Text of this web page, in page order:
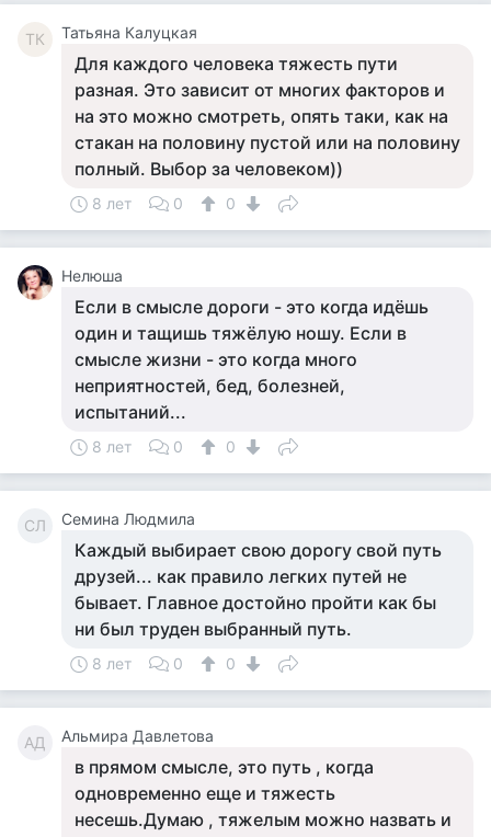
ТК Татьяна Калуцкая
Для каждого человека тяжесть пути
разная. Это зависит от многих факторов и
на это можно смотреть, опять таки, как на
стакан на половину пустой или на половину
полный. Выбор за человеком))
8 лет 0 0
Нелюша
Если в смысле дороги - это когда идёшь
один и тащишь тяжёлую ношу. Если в
смысле жизни - это когда много
неприятностей, бед, болезней,
испытаний...
8 лет 0 0
СЛ Семина Людмила
Каждый выбирает свою дорогу свой путь
друзей... как правило легких путей не
бывает. Главное достойно пройти как бы
ни был труден выбранный путь.
8 лет 0 0
АД Альмира Давлетова
в прямом смысле, это путь , когда
одновременно еще и тяжесть
несешь.Думаю , тяжелым можно назвать и